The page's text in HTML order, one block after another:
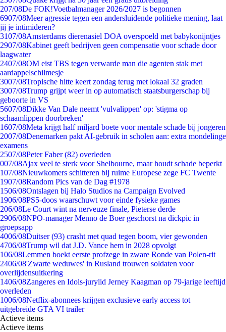
207/08De FOK!Voetbalmanager 2026/2027 is begonnen
6907/08Meer agressie tegen een andersluidende politieke mening, laat
jij je intimideren?
3107/08Amsterdams dierenasiel DOA overspoeld met babykonijntjes
2907/08Kabinet geeft bedrijven geen compensatie voor schade door
laagwater
2407/08OM eist TBS tegen verwarde man die agenten stak met
aardappelschilmesje
3007/08Tropische hitte keert zondag terug met lokaal 32 graden
3007/08Trump grijpt weer in op automatisch staatsburgerschap bij
geboorte in VS
5607/08Dikke Van Dale neemt 'vulvalippen' op: 'stigma op
schaamlippen doorbreken'
1607/08Meta krijgt half miljard boete voor mentale schade bij jongeren
2007/08Denemarken pakt AI-gebruik in scholen aan: extra mondelinge
examens
2507/08Peter Faber (82) overleden
007/08Ajax veel te sterk voor Shelbourne, maar houdt schade beperkt
107/08Nieuwkomers schitteren bij ruime Europese zege FC Twente
1907/08Random Pics van de Dag #1978
1506/08Ontslagen bij Halo Studios na Campaign Evolved
1906/08PS5-doos waarschuwt voor einde fysieke games
206/08Le Court wint na nerveuze finale, Pieterse derde
2906/08NPO-manager Menno de Boer geschorst na dickpic in
groepsapp
4006/08Duitser (93) crasht met quad tegen boom, vier gewonden
4706/08Trump wil dat J.D. Vance hem in 2028 opvolgt
106/08Lemmen boekt eerste profzege in zware Ronde van Polen-rit
2406/08'Zwarte weduwes' in Rusland trouwen soldaten voor
overlijdensuitkering
1406/08Zangeres en Idols-jurylid Jerney Kaagman op 79-jarige leeftijd
overleden
1006/08Netflix-abonnees krijgen exclusieve early access tot
uitgebreide GTA VI trailer
Actieve items
Actieve items